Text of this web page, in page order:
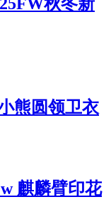
秋冬新
熊圆领卫衣
麒麟臂印花